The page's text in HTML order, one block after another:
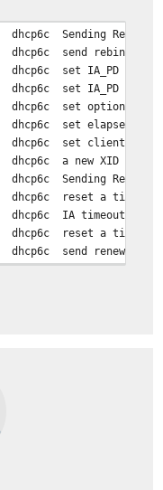
dhcp6c
Sending Rebind
dhcp6c
send rebind to
dhcp6c
set IA_PD
dhcp6c
set IA_PD prefix
dhcp6c
set option
dhcp6c
set elapsed
dhcp6c
set client ID
dhcp6c
a new XID
dhcp6c
Sending Rebind
dhcp6c
reset a timer on
dhcp6c
IA timeout for
dhcp6c
reset a timer on
dhcp6c send renew to